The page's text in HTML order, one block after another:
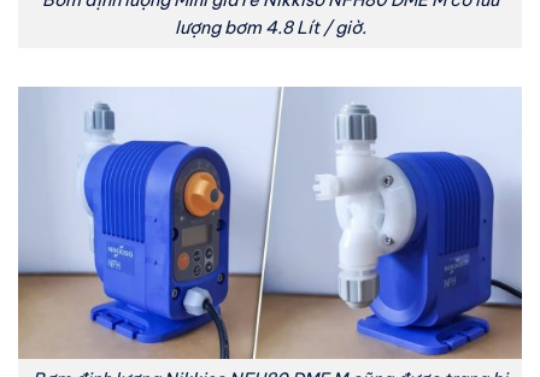
lượng bơm 4.8 Lít / giờ.